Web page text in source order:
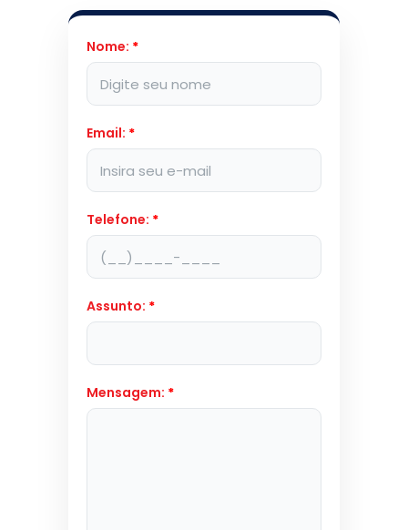
Nome: *
Email: *
Telefone: *
Assunto: *
Mensagem: *